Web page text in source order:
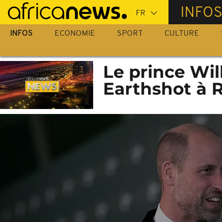
Passer
au
contenu
INFOS
INFOS ECONOMIE SPORT CULTURE
Le prince
Earthshot à